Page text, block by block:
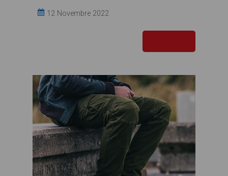
12 Novembre 2022